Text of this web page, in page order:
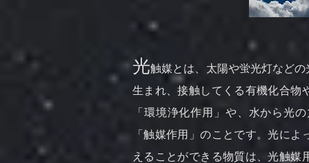
光触媒とは、太陽や蛍光灯など
生まれ、接触してくる有機化合物
「環境浄化作用」や、水から光
「触媒作用」のことです。光に
えることができる物質は、光触媒